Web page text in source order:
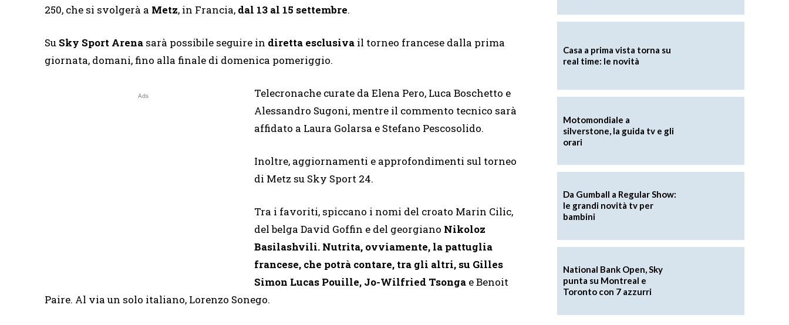
250, che si svolgerà a Metz, in Francia, dal 13 al 15 settembre.
Su Sky Sport Arena sarà possibile seguire in diretta esclusiva il torneo francese dalla prima
giornata, domani, fino alla finale di domenica pomeriggio.
Ads
Telecronache curate da Elena Pero, Luca Boschetto e
Alessandro Sugoni, mentre il commento tecnico sarà
affidato a Laura Golarsa e Stefano Pescosolido.
Inoltre, aggiornamenti e approfondimenti sul torneo
di Metz su Sky Sport 24.
Tra i favoriti, spiccano i nomi del croato Marin Cilic,
del belga David Goffin e del georgiano Nikoloz
Basilashvili. Nutrita, ovviamente, la pattuglia
francese, che potrà contare, tra gli altri, su Gilles
Simon Lucas Pouille, Jo-Wilfried Tsonga e Benoit
Paire. Al via un solo italiano, Lorenzo Sonego.
Casa a prima vista torna su
real time: le novità
Motomondiale a
silverstone, la guida tv e gli
orari
Da Gumball a Regular Show:
le grandi novità tv per
bambini
National Bank Open, Sky
punta su Montreal e
Toronto con 7 azzurri